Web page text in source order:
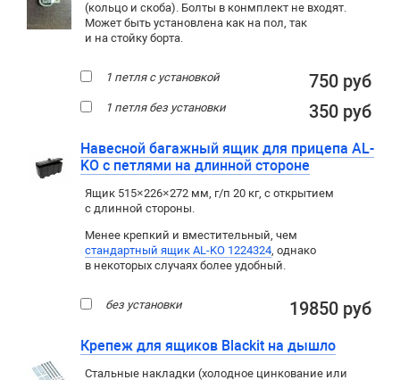
(кольцо и скоба). Болты в конмплект не входят.
Может быть установлена как на пол, так
и на стойку борта.
1 петля с установкой 750 руб
1 петля без установки 350 руб
Навесной багажный ящик для прицепа AL-
KO с петлями на длинной стороне
Ящик 515×226×272 мм, г/п 20 кг, с открытием
с длинной стороны.
Менее крепкий и вместительный, чем
стандартный ящик AL-KO 1224324, однако
в некоторых случаях более удобный.
без установки 19850 руб
Крепеж для ящиков Blackit на дышло
Стальные накладки (холодное цинкование или